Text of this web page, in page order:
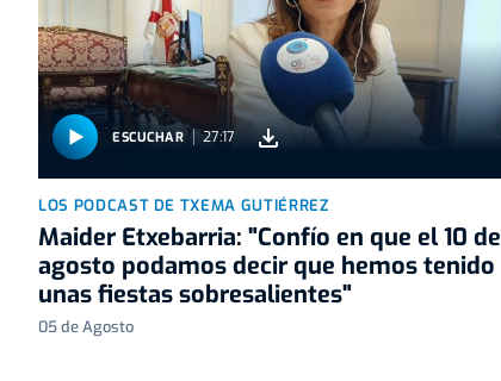
ESCUCHAR 27:17
LOS PODCAST DE TXEMA GUTIÉRREZ
Maider Etxebarria: "Confío en que el 10 de
agosto podamos decir que hemos tenido
unas fiestas sobresalientes"
05 de Agosto